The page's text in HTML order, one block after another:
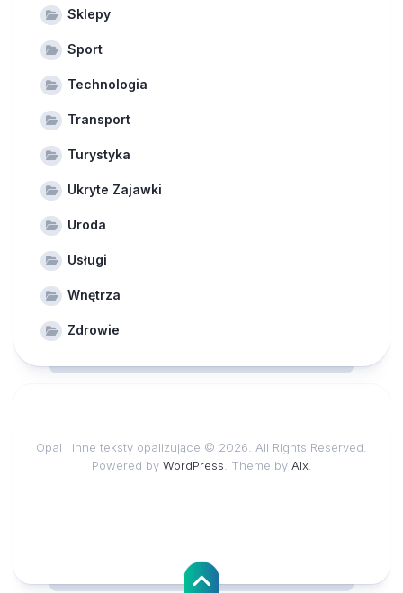
Sklepy
Sport
Technologia
Transport
Turystyka
Ukryte Zajawki
Uroda
Usługi
Wnętrza
Zdrowie
Opal i inne teksty opalizujące © 2026. All Rights Reserved.
Powered by WordPress . Theme by Alx